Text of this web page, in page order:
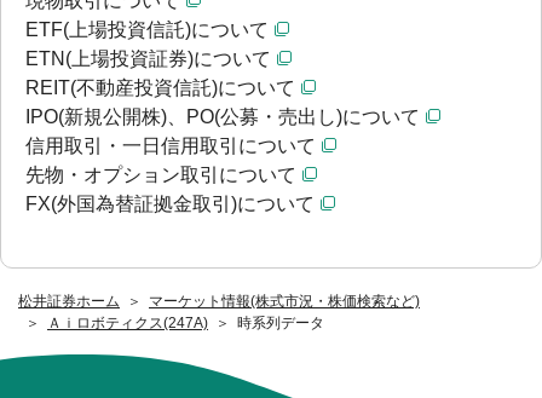
松井証券ホーム
マーケット情報(株式市況・株価検索など)
Ａｉロボティクス(247A)
時系列データ
ETF(上場投資信託)について
ETN(上場投資証券)について
REIT(不動産投資信託)について
IPO(新規公開株)、PO(公募・売出し)について
信用取引・一日信用取引について
先物・オプション取引について
FX(外国為替証拠金取引)について